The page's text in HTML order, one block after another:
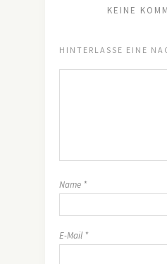
KEINE
HINTERLASSE EINE
Name *
E-Mail *